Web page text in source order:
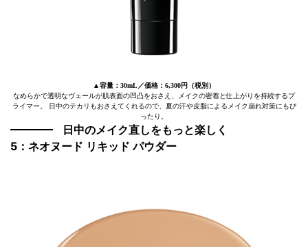
▲容量：30mL／価格：6,300円（税別）
なめらかで透明なヴェールが肌表面の凹凸をおさえ、メイクの密着と仕上がりを持続するプ
ライマー。 日中のテカリもおさえてくれるので、夏の汗や皮脂によるメイク崩れ対策にもぴ
ったり。
日中のメイク直しをもっと楽しく
5：ネオヌード リキッド パウダー